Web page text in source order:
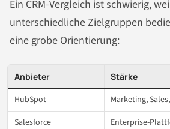
Ein CRM-Vergleich ist schwierig,
unterschiedliche Zielgruppen
eine grobe Orientierung:
Anbieter Stärke
HubSpot
Marketing,
Salesforce
Enterprise-